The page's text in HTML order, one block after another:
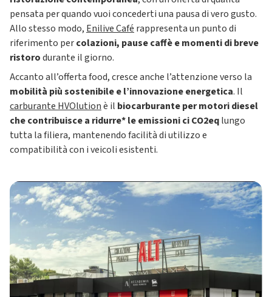
pensata per quando vuoi concederti una pausa di vero gusto.
Allo stesso modo, Enilive Café rappresenta un punto di
riferimento percolazioni, pause caffè e momenti di breve
ristorodurante il giorno.
Accanto all’offerta food, cresce anche l’attenzione verso la
mobilità più sostenibile e l’innovazione energetica. Il
carburante HVOlutionè il biocarburante per motori diesel
che contribuisce a ridurre* le emissioni ci CO2eqlungo
tutta la filiera, mantenendo facilità di utilizzo e
compatibilità con i veicoli esistenti.